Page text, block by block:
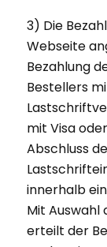
3) Die
Webseite
Bezahlung
Bestellers
mit Visa
Abschluss
innerhalb
Mit Auswahl
erteilt der